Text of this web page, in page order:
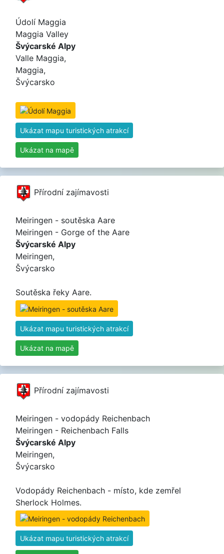
Údolí Maggia
Maggia Valley
Švýcarské Alpy
Valle Maggia,
Maggia,
Švýcarsko
Ukázat mapu turistických atrakcí
Ukázat na mapě
Přírodní zajímavosti
Meiringen - soutěska Aare
Meiringen - Gorge of the Aare
Švýcarské Alpy
Meiringen,
Švýcarsko
Soutěska řeky Aare.
Ukázat mapu turistických atrakcí
Ukázat na mapě
Přírodní zajímavosti
Meiringen - vodopády Reichenbach
Meiringen - Reichenbach Falls
Švýcarské Alpy
Meiringen,
Švýcarsko
Vodopády Reichenbach - místo, kde zemřel
Sherlock Holmes.
Ukázat mapu turistických atrakcí